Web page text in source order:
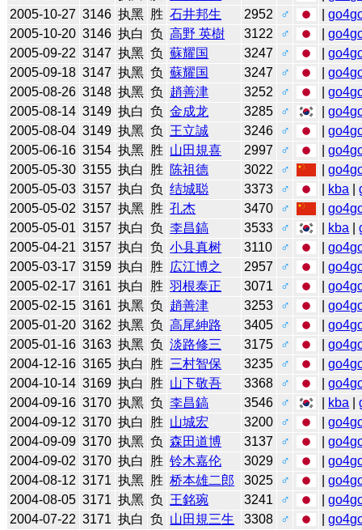
2005-10-27 3146 执黑 胜 石井邦生 2952 ♂ |
2005-10-20 3146 执白 负 高野 英樹 3122 ♂ |
2005-09-22 3147 执黑 负 蘇耀国 3247 ♂ |
2005-09-18 3147 执黑 负 蘇耀国 3247 ♂ |
2005-08-26 3148 执黑 负 趙善津 3252 ♂ |
2005-08-14 3149 执白 负 金成龙 3285 ♂ |
2005-08-04 3149 执黑 负 王立誠 3246 ♂ |
2005-06-16 3154 执黑 胜 山田規喜 2997 ♂ |
2005-05-30 3155 执白 胜 陈祖德 3022 ♂ |
2005-05-03 3157 执白 负 结城聪 3373 ♂ kba |
2005-05-02 3157 执黑 胜 孔杰 3470 ♂ |
2005-05-01 3157 执白 负 李昌鎬 3533 ♂ kba |
2005-04-21 3157 执白 负 小县真树 3110 ♂ |
2005-03-17 3159 执白 胜 広江博之 2957 ♂ |
2005-02-17 3161 执白 胜 羽根泰正 3071 ♂ |
2005-02-15 3161 执黑 负 趙善津 3253 ♂ |
2005-01-20 3162 执黑 负 高尾紳路 3405 ♂ |
2005-01-16 3163 执黑 负 淡路修三 3175 ♂ |
2004-12-16 3165 执白 胜 三村智保 3235 ♂ |
2004-10-14 3169 执白 胜 山下敬吾 3368 ♂ |
2004-09-16 3170 执黑 负 李昌鎬 3546 ♂ kba |
2004-09-12 3170 执白 胜 山城宏 3200 ♂ |
2004-09-09 3170 执黑 负 森田道博 3137 ♂ |
2004-09-02 3170 执白 胜 铃木嘉伦 3029 ♂ |
2004-08-12 3171 执黑 胜 桥本雄二郎 3025 ♂ |
2004-08-05 3171 执黑 负 王銘琬 3241 ♂ |
2004-07-22 3171 执白 负 山田規三生 3308 ♂ |